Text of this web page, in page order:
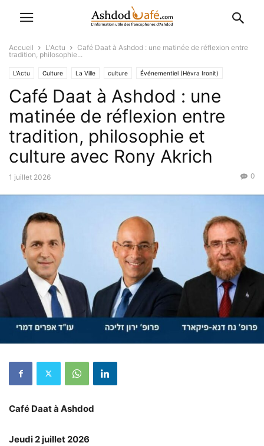
Accueil L'Actu
Café Daat à Ashdod : une matinée de réflexion entre
tradition, philosophie...
L'Actu Culture La Ville culture Événementiel (Hévra Ironit)
Café Daat à Ashdod : une
matinée de réflexion entre
tradition, philosophie et
culture avec Rony Akrich
1 juillet 2026 0
Café Daat à Ashdod
Jeudi 2 juillet 2026